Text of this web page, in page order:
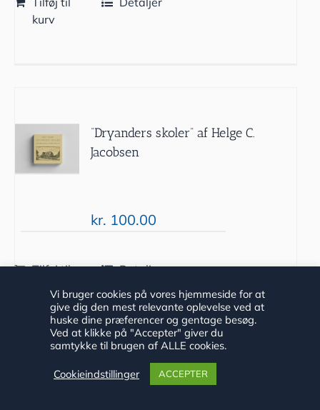
kurv
“Dryanders skoler” af Helge C.
Jacobsen
kr. 100.00
Tilføj til
Detaljer
Vi bruger cookies på vores hjemmeside for at
give dig den mest relevante oplevelse ved at
huske dine præferencer og gentage besøg.
Ved at klikke på "Accepter" giver du
samtykke til brugen af ALLE cookies.
Cookieindstillinger ACCEPTER